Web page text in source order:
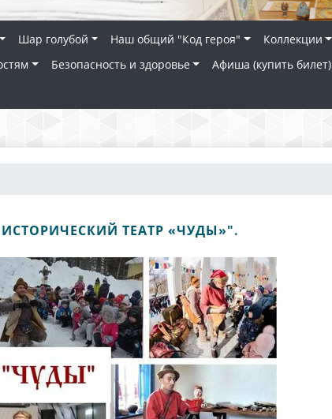
Шар голубой Наш общий "Код героя"
Коллекции
Безопасность и здоровье
Афиша (купить билет)
ТЕАТР «ЧУДЫ»".